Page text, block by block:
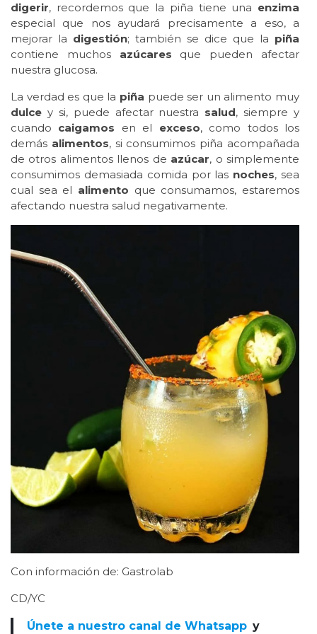
digerir, recordemos que la piña tiene una enzima
especial que nos ayudará precisamente a eso, a
mejorar la digestión; también se dice que la piña
contiene muchos azúcares que pueden afectar
nuestra glucosa.
La verdad es que la piña puede ser un alimento muy
dulce y si, puede afectar nuestra salud, siempre y
cuando caigamos en el exceso, como todos los
demás alimentos, si consumimos piña acompañada
de otros alimentos llenos de azúcar, o simplemente
consumimos demasiada comida por las noches, sea
cual sea el alimento que consumamos, estaremos
afectando nuestra salud negativamente.
Con información de: Gastrolab
CD/YC
Únete a nuestro canal de Whatsapp y